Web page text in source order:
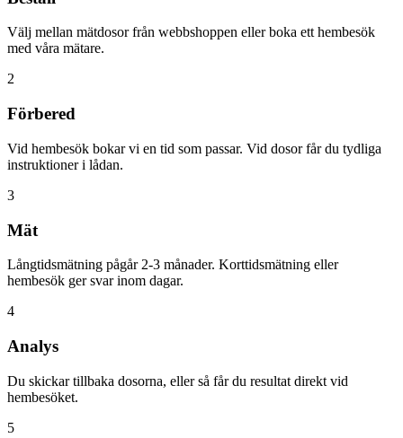
Välj mellan mätdosor från webbshoppen eller boka ett hembesök
med våra mätare.
2
Förbered
Vid hembesök bokar vi en tid som passar. Vid dosor får du tydliga
instruktioner i lådan.
3
Mät
Långtidsmätning pågår 2-3 månader. Korttidsmätning eller
hembesök ger svar inom dagar.
4
Analys
Du skickar tillbaka dosorna, eller så får du resultat direkt vid
hembesöket.
5